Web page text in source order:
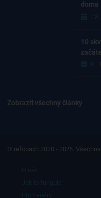
doma
10
Zobrazit všechny články
© refcoach 2020 - 2026. Všechna